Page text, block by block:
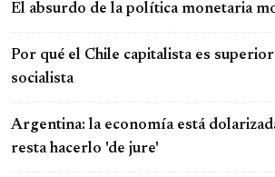
El absurdo de la política monetaria
Por qué el Chile capitalista es superior
socialista
Argentina: la economía está
resta hacerlo 'de jure'